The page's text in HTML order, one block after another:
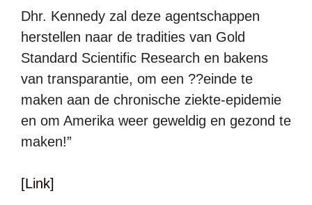
Dhr. Kennedy zal deze agentschappen
herstellen naar de tradities van Gold
Standard Scientific Research en bakens
van transparantie, om een ??einde te
maken aan de chronische ziekte-epidemie
en om Amerika weer geweldig en gezond te
maken!”
[Link]